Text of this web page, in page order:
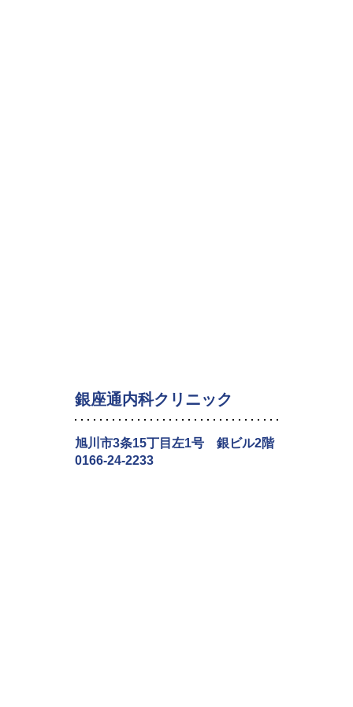
銀座通内科クリニック
旭川市3条15丁目左1号 銀ビル2階
0166-24-2233